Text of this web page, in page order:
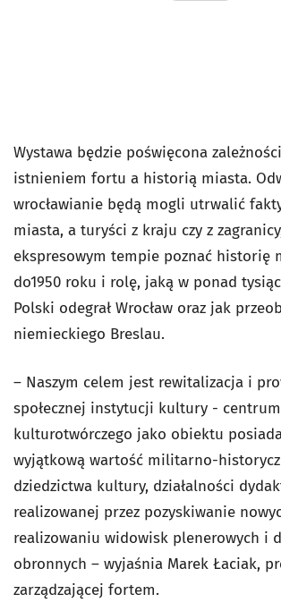
Wystawa będzie poświęcona
istnieniem fortu a historią miasta.
wrocławianie będą mogli utrwalić
miasta, a turyści z kraju czy z
ekspresowym tempie poznać historię
do1950 roku i rolę, jaką w ponad
Polski odegrał Wrocław oraz jak
niemieckiego Breslau.
– Naszym celem jest rewitalizacja i
społecznej instytucji kultury - centrum
kulturotwórczego jako obiektu
wyjątkową wartość militarno-
dziedzictwa kultury, działalności
realizowanej przez pozyskiwanie
realizowaniu widowisk plenerowych i
obronnych – wyjaśnia Marek Łaciak,
zarządzającej fortem.